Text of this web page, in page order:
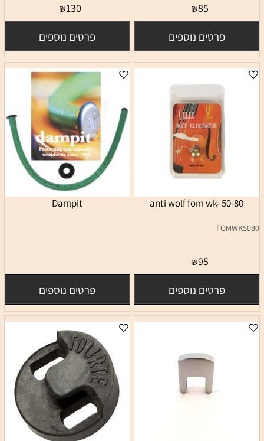
₪85
פרטים נוספים
₪130
פרטים נוספים
anti wolf fom wk- 50-80‏
FOMWK5080
₪95
פרטים נוספים
Dampit‏
פרטים נוספים